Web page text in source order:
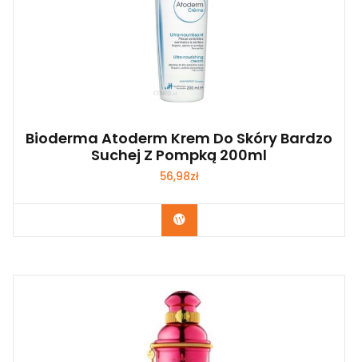
Bioderma Atoderm Krem Do Skóry Bardzo
Suchej Z Pompką 200ml
56,98zł
Zobacz